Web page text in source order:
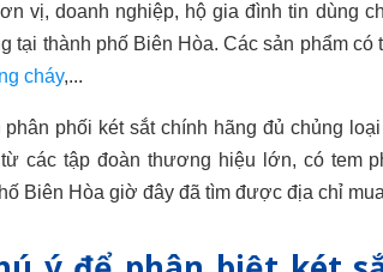
vị, doanh nghiệp, hộ gia đình tin dùng
tại thành phố Biên Hòa. Các sản phẩm
cháy,...
phối két sắt chính hãng đủ chủng
các tập đoàn thương hiệu lớn, có tem
Biên Hòa giờ đây đã tìm được địa chỉ